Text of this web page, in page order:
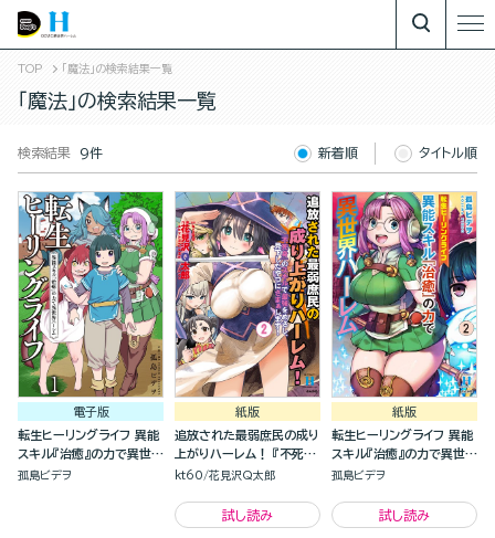
TOP 「魔法」の検索結果一覧
「魔法」の検索結果一覧
検索結果 9件 新着順 タイトル順
電子版
転生ヒーリングライフ 異能
スキル『治癒』の力で異世界
ハーレム（分冊版）
孤島ビデヲ
紙版
追放された最弱庶民の成り
上がりハーレム！ 『不死
身』のスキルで最強をめざ
します！（２）
kt60 花見沢Q太郎
試し読み
紙版
転生ヒーリングライフ 異能
スキル『治癒』の力で異世界
ハーレム(2)
孤島ビデヲ
試し読み